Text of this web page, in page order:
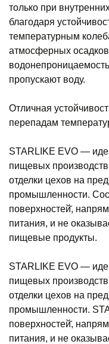
только при
благодаря
температурным
атмосферных
пропускают воду.
Отличная
перепадам
STARLIKE EVO —
пищевых
отделки цехов на
промышленности.
поверхностей̆,
питания, и не
пищевые продукты.
STARLIKE EVO —
пищевых
отделки цехов на
промышленности.
поверхностей̆,
питания, и не